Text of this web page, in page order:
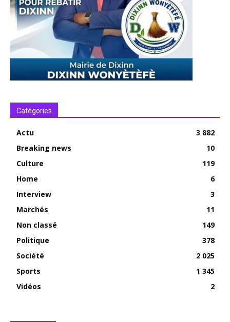
Catégories
Actu
3 882
Breaking news
10
Culture
119
Home
6
Interview
3
Marchés
11
Non classé
149
Politique
378
Société
2 025
Sports
1 345
Vidéos
2